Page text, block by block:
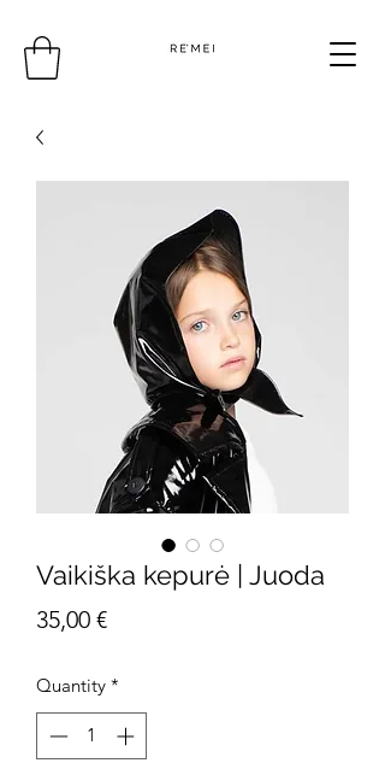
Vaikiška kepurė | Juoda
35,00 €Price
Quantity *